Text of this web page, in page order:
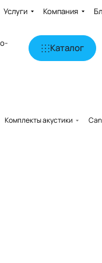
Услуги Компания
Каталог
Комплекты акустики